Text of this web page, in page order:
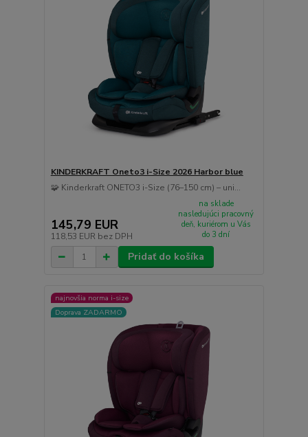
KINDERKRAFT Oneto3 i-Size 2026 Harbor blue
🧩 Kinderkraft ONETO3 i-Size (76–150 cm) – uni...
145,79 EUR
118,53 EUR bez DPH
na sklade
nasledujúci pracovný
deň, kuriérom u Vás
do 3 dní
Pridať do košíka
najnovšia norma i-size
Doprava ZADARMO